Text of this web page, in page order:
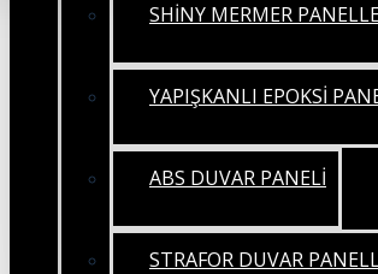
SHİNY MERMER
YAPIŞKANLI EPOKSİ
ABS DUVAR PANELİ
STRAFOR DUVAR